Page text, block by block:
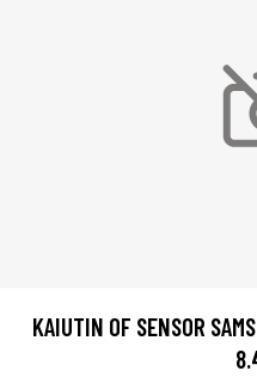
KAIUTIN OF SENSOR